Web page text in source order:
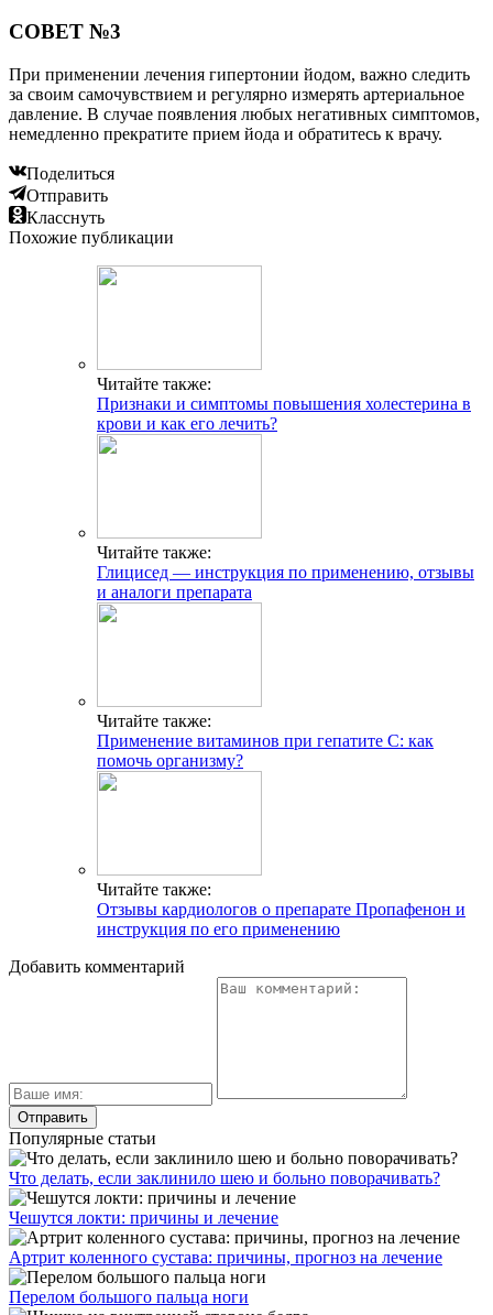
СОВЕТ №3
При применении лечения гипертонии йодом, важно следить
за своим самочувствием и регулярно измерять артериальное
давление. В случае появления любых негативных симптомов,
немедленно прекратите прием йода и обратитесь к врачу.
Поделиться
Отправить
Класснуть
Похожие публикации
Читайте также:
Признаки и симптомы повышения холестерина в
крови и как его лечить?
Читайте также:
Глицисед — инструкция по применению, отзывы
и аналоги препарата
Читайте также:
Применение витаминов при гепатите С: как
помочь организму?
Читайте также:
Отзывы кардиологов о препарате Пропафенон и
инструкция по его применению
Добавить комментарий
Популярные статьи
Что делать, если заклинило шею и больно поворачивать?
Чешутся локти: причины и лечение
Артрит коленного сустава: причины, прогноз на лечение
Перелом большого пальца ноги